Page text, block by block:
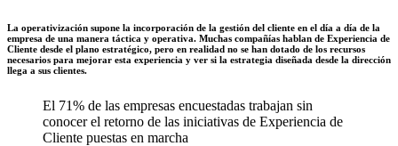
La operativización supone la incorporación de la gestión del cliente en el día a día de la
empresa de una manera táctica y operativa. Muchas compañías hablan de Experiencia de
Cliente desde el plano estratégico, pero en realidad no se han dotado de los recursos
necesarios para mejorar esta experiencia y ver si la estrategia diseñada desde la dirección
llega a sus clientes.
El 71% de las empresas encuestadas trabajan sin
conocer el retorno de las iniciativas de Experiencia de
Cliente puestas en marcha